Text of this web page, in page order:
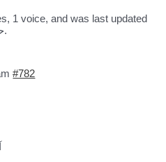
1 voice, and was last updated
.
#782